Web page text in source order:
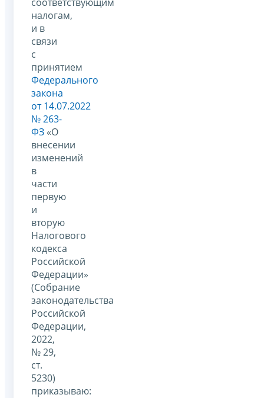
налогам,
и в
связи
с
принятием
Федерального
закона
от 14.07.2022
№ 263-
ФЗ «О
внесении
изменений
в
части
первую
и
вторую
Налогового
кодекса
Российской
Федерации»
(Собрание
законодательства
Российской
Федерации,
2022,
№ 29,
ст.
5230)
приказываю: